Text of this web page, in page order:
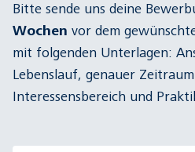
Bitte sende uns deine
Wochen vor dem
mit folgenden Unterlagen:
Lebenslauf, genauer
Interessensbereich und